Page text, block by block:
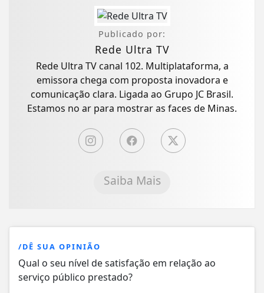
Publicado por:
Rede Ultra TV
Rede Ultra TV canal 102. Multiplataforma, a
emissora chega com proposta inovadora e
comunicação clara. Ligada ao Grupo JC Brasil.
Estamos no ar para mostrar as faces de Minas.
Saiba Mais
/DÊ SUA OPINIÃO
Qual o seu nível de satisfação em relação ao
serviço público prestado?